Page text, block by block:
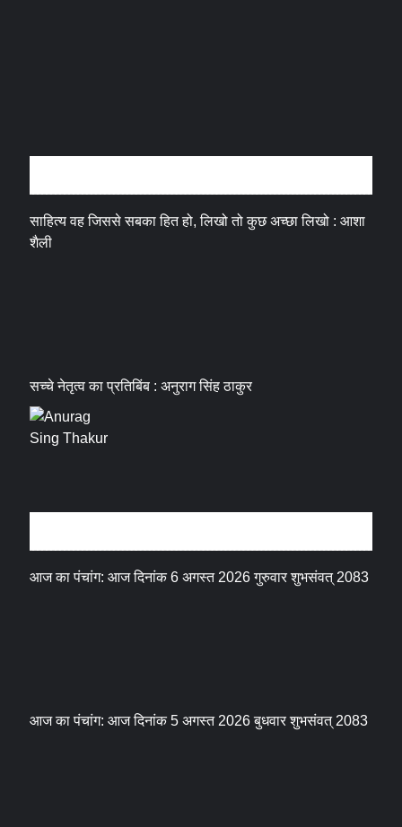
साहित्य वह जिससे सबका हित हो, लिखो तो कुछ अच्छा लिखो : आशा
शैली
सच्चे नेतृत्व का प्रतिबिंब : अनुराग सिंह ठाकुर
आज का पंचांग: आज दिनांक 6 अगस्त 2026 गुरुवार शुभसंवत् 2083
आज का पंचांग: आज दिनांक 5 अगस्त 2026 बुधवार शुभसंवत् 2083